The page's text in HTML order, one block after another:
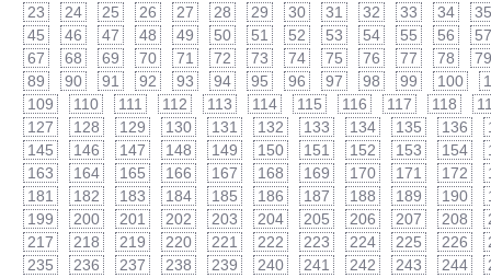
23
24 25 26 27 28 29 30 31 32 33 34
35
45
46 47 48 49 50 51 52 53 54 55 56
57
67
68 69 70 71 72 73 74 75 76 77 78
79
89
90 91 92 93 94 95 96 97 98 99 100
109
110 111 112 113 114 115 116 117 118
127
128 129 130 131 132 133 134 135 136
145
146 147 148 149 150 151 152 153 154
163
164 165 166 167 168 169 170 171 172
181
182 183 184 185 186 187 188 189 190
199
200 201 202 203 204 205 206 207 208
217
218 219 220 221 222 223 224 225 226
235
236 237 238 239 240 241 242 243 244